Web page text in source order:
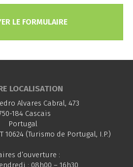
LE FORMULAIRE
LOCALISATION
Alvares Cabral, 473
184 Cascais
Portugal
10624 (Turismo de Portugal, I.P.)
d’ouverture :
: 08h00 – 16h30